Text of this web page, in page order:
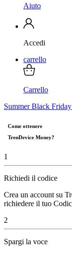
Aiuto
Accedi
carrello
Carrello
Summer Black
Come ottenere
TrenDevice Money?
1
Richiedi il codice
Crea un account su
richiedere il tuo
2
Spargi la voce